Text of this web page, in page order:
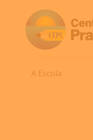
A Escola